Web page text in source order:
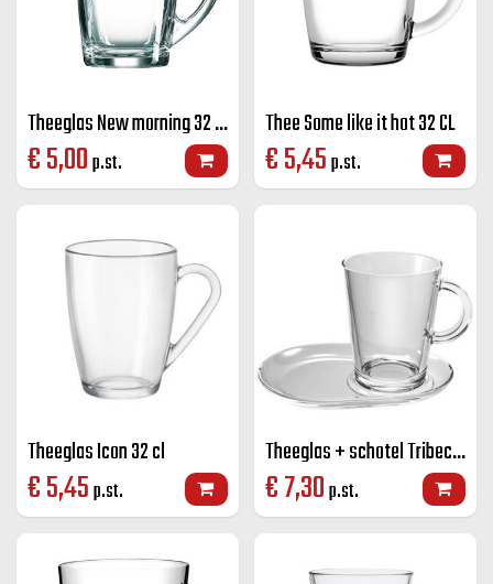
Theeglas New morning 32 CL
€5,00p.st.
Thee Some like it hot 32 CL
€5,45p.st.
Theeglas Icon 32 cl
€5,45p.st.
Theeglas + schotel Tribeca 40 cl.
€7,30p.st.